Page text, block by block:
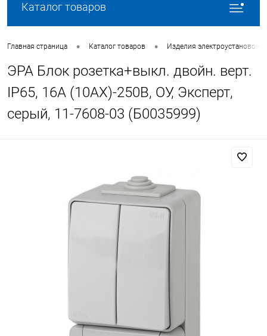
Каталог товаров
Главная страница • Каталог товаров • Изделия
ЭРА Блок розетка+выкл. двойн. верт.
IP65, 16A (10AX)-250В, ОУ, Эксперт,
серый, 11-7608-03 (Б0035999)